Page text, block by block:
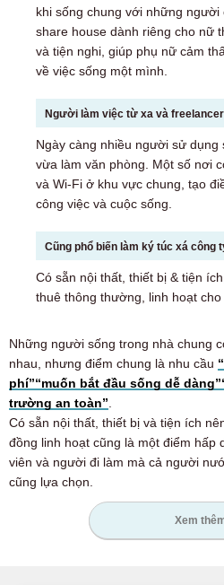
khi sống chung với những
share house dành riêng cho nữ
và tiện nghi, giúp phụ nữ cảm
về việc sống một mình.
Người làm việc từ xa và freelancer
Ngày càng nhiều người sử
vừa làm văn phòng. Một số nơi
và Wi-Fi ở khu vực chung, tạo
công việc và cuộc sống.
Cũng phổ biến làm ký túc xá công
Có sẵn nội thất, thiết bị & tiện
thuê thông thường, linh hoạt cho
Những người sống trong nhà chung
nhau, nhưng điểm chung là nhu cầu
phí”“muốn bắt đầu sống dễ dàng”
trường an toàn”
Có sẵn nội thất, thiết bị và tiện ích
đồng linh hoạt cũng là một điểm hấp
viên và người đi làm mà cả người
cũng lựa chọn.
Xem